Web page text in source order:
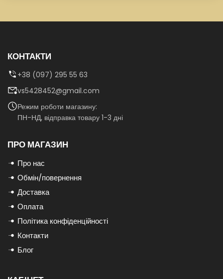
КОНТАКТИ
+38 (097) 295 55 63
vs5428452@gmail.com
Режим роботи магазину:
ПН-НД, відправка товару 1-3 дні
ПРО МАГАЗИН
Про нас
Обмін/повернення
Доставка
Оплата
Політика конфіденційності
Контакти
Блог